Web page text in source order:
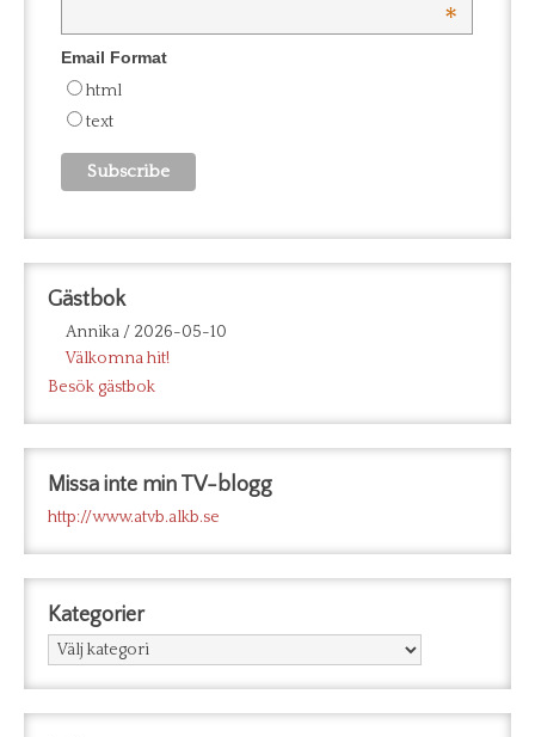
*
Email Format
html
text
Gästbok
Annika/ 2026-05-10
Välkomna hit!
Besök gästbok
Missa inte min TV-blogg
http://www.atvb.alkb.se
Kategorier
Kategorier